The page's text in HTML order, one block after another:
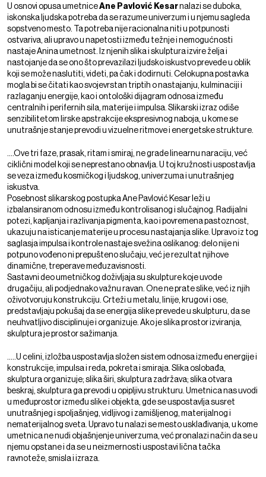
U osnovi opusa umetniceAne Pavlović Kesarnalazi se duboka,
iskonska ljudska potreba da se razume univerzum i u njemu sagleda
sopstveno mesto. Ta potreba nije racionalna niti u potpunosti
ostvariva, ali upravo u napetosti između težnje i nemogućnosti
nastaje Anina umetnost. Iz njenih slika i skulptura izvire želja i
nastojanje da se ono što prevazilazi ljudsko iskustvo prevede u oblik
koji se može naslutiti, videti, pa čak i dodirnuti. Celokupna postavka
mogla bi se čitati kao svojevrstan triptih o nastajanju, kulminaciji i
razlaganju energije, kao i ontološki dijagram odnosa između
centralnih i perifernih sila, materije i impulsa. Slikarski izraz odiše
senzibilitetom lirske apstrakcije ekspresivnog naboja, u kome se
unutrašnje stanje prevodi u vizuelne ritmove i energetske strukture.
....Ove tri faze, prasak, ritam i smiraj, ne grade linearnu naraciju, već
ciklični model koji se neprestano obnavlja. U toj kružnosti uspostavlja
se veza između kosmičkog i ljudskog, univerzuma i unutrašnjeg
iskustva.
Posebnost slikarskog postupka Ane Pavlović Kesar leži u
izbalansiranom odnosu između kontrolisanog i slučajnog. Radijalni
potezi, kapljanja i razlivanja pigmenta, kao i povremena pastoznost,
ukazuju na isticanje materije u procesu nastajanja slike. Upravo iz tog
saglasja impulsa i kontrole nastaje svežina oslikanog: delo nije ni
potpuno vođeno ni prepušteno slučaju, već je rezultat njihove
dinamične, treperave međuzavisnosti.
Sastavni deo umetničkog doživljaja su skulpture koje uvode
drugačiju, ali podjednako važnu ravan. One ne prate slike, već iz njih
oživotvoruju konstrukciju. Crteži u metalu, linije, krugovi i ose,
predstavljaju pokušaj da se energija slike prevede u skulpturu, da se
neuhvatljivo disciplinuje i organizuje. Ako je slika prostor izviranja,
skulptura je prostor sažimanja.
.....U celini, izložba uspostavlja složen sistem odnosa između energije i
konstrukcije, impulsa i reda, pokreta i smiraja. Slika oslobađa,
skulptura organizuje; slika širi, skulptura zadržava; slika otvara
beskraj, skulptura ga prevodi u opipljivu strukturu. Umetnica nas uvodi
u međuprostor između slike i objekta, gde se uspostavlja susret
unutrašnjeg i spoljašnjeg, vidljivog i zamišljenog, materijalnog i
nematerijalnog sveta. Upravo tu nalazi se mesto usklađivanja, u kome
umetnica ne nudi objašnjenje univerzuma, već pronalazi način da se u
njemu opstane i da se u neizmernosti uspostavi lična tačka
ravnoteže, smisla i izraza.